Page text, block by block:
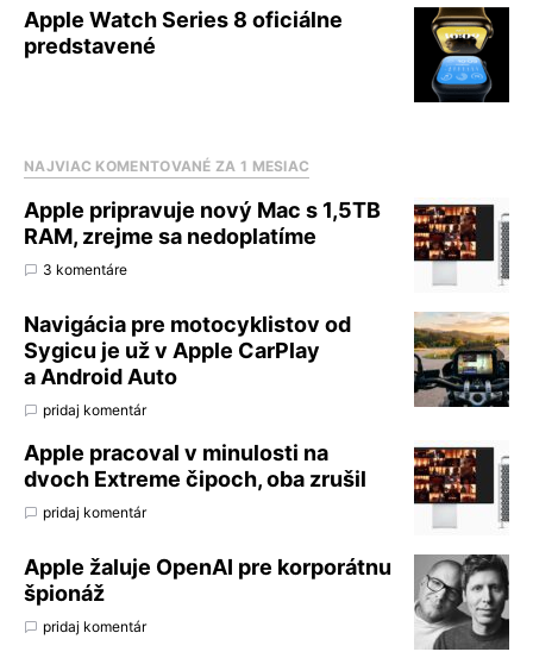
Apple Watch Series 8 oficiálne
predstavené
NAJVIAC KOMENTOVANÉ ZA 1 MESIAC
Apple pripravuje nový Mac s 1,5TB
RAM, zrejme sa nedoplatíme
3 komentáre
Navigácia pre motocyklistov od
Sygicu je už v Apple CarPlay
a Android Auto
pridaj komentár
Apple pracoval v minulosti na
dvoch Extreme čipoch, oba zrušil
pridaj komentár
Apple žaluje OpenAI pre korporátnu
špionáž
pridaj komentár